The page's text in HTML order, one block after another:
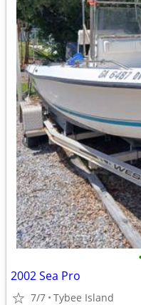
2002 Sea Pro
7/7 Tybee Island